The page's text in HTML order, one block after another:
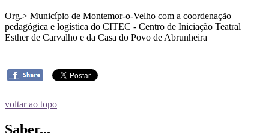
Org.> Município de Montemor-o-Velho com a coordenação
pedagógica e logística do CITEC - Centro de Iniciação Teatral
Esther de Carvalho e da Casa do Povo de Abrunheira
voltar ao topo
Saber...